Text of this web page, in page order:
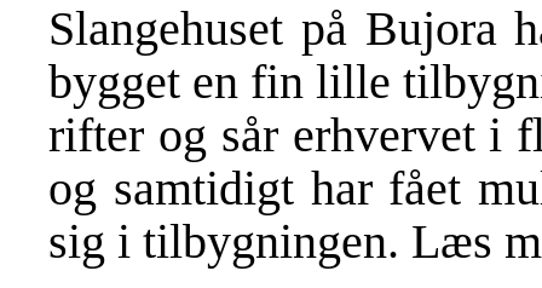
Slangehuset på Bujora
bygget en fin lille
rifter og sår erhvervet i
og samtidigt har fået
sig i tilbygningen. Læs